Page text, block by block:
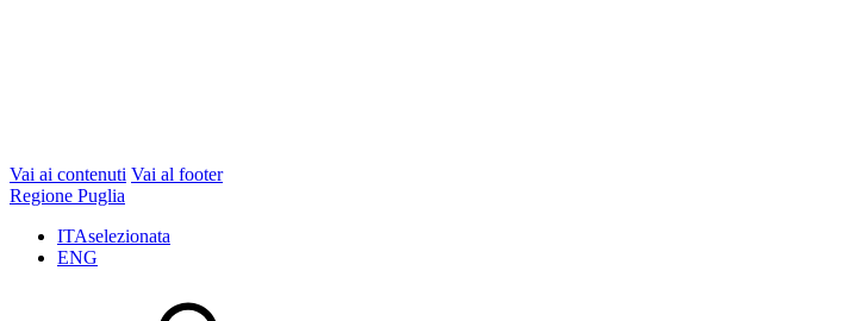
Vai ai contenuti Vai al footer
Regione Puglia
ITAselezionata
ENG